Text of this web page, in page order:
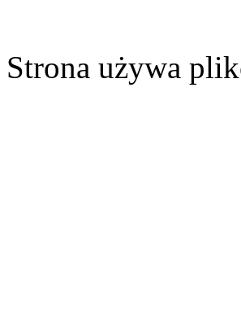
Strona używa